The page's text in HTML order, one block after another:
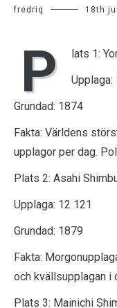
fredriq 18th
P
lats 1:
Upplaga:
Grundad: 1874
Fakta: Världens
upplagor per dag.
Plats 2: Asahi
Upplaga: 12 121
Grundad: 1879
Fakta:
och kvällsupplagan i
Plats 3: Mainichi